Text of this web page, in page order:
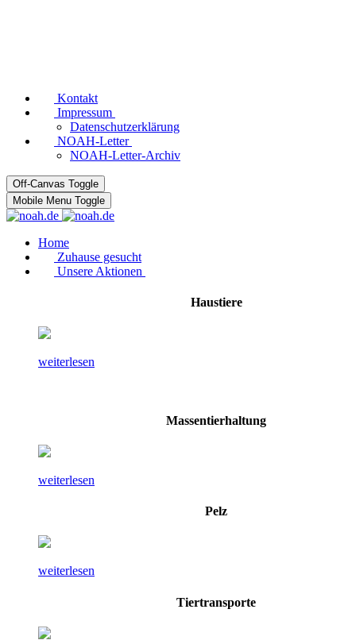
Kontakt
Impressum
Datenschutzerklärung
NOAH-Letter
NOAH-Letter-Archiv
Off-Canvas Toggle
Mobile Menu Toggle
Home
Zuhause gesucht
Unsere Aktionen
Haustiere
weiterlesen
Massentierhaltung
weiterlesen
Pelz
weiterlesen
Tiertransporte